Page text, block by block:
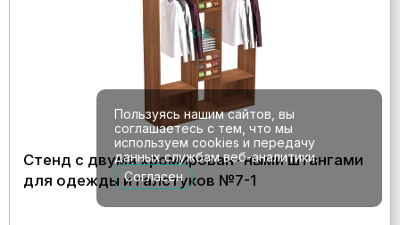
Стенд с двумя хромирован- ными штангами
для одежды и галстуков №7-1
Пользуясь нашим сайтов, вы
соглашаетесь с тем, что мы
используем cookies и передачу
данных службам веб-аналитики.
Согласен